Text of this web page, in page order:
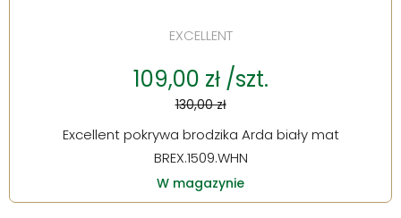
EXCELLENT
109,00 zł /szt.
130,00 zł
Excellent pokrywa brodzika Arda biały mat
BREX.1509.WHN
W magazynie